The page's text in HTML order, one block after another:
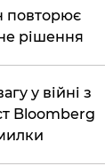
повторює
рішення
у війні з
Bloomberg